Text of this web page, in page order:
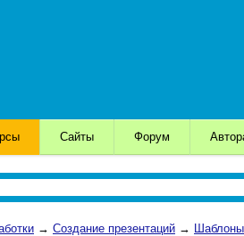
Сайты Форум
→ Создание презентаций →